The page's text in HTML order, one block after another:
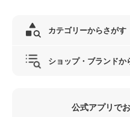
カテゴリーからさがす
ショップ・ブランドか
公式アプリで